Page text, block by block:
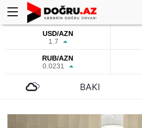
USD/AZN
1.7
RUB/AZN
0.0231
BAKI